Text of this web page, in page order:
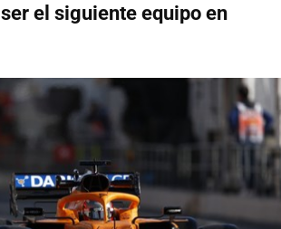
el siguiente equipo en